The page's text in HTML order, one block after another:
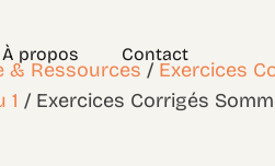
À propos Contact
& Ressources / Exercices
1 / Exercices Corrigés